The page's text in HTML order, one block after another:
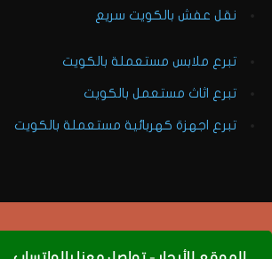
نقل عفش بالكويت سريع
تبرع ملابس مستعملة بالكويت
تبرع اثاث مستعمل بالكويت
تبرع اجهزة كهربائية مستعملة بالكويت
نشتري الاثاث